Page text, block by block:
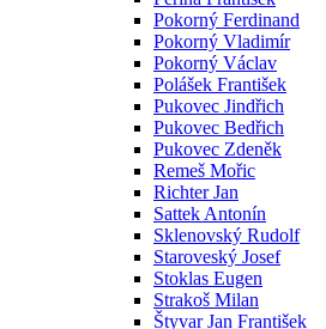
Pokorný Ferdinand
Pokorný Vladimír
Pokorný Václav
Polášek František
Pukovec Jindřich
Pukovec Bedřich
Pukovec Zdeněk
Remeš Mořic
Richter Jan
Sattek Antonín
Sklenovský Rudolf
Staroveský Josef
Stoklas Eugen
Strakoš Milan
Štyvar Jan František